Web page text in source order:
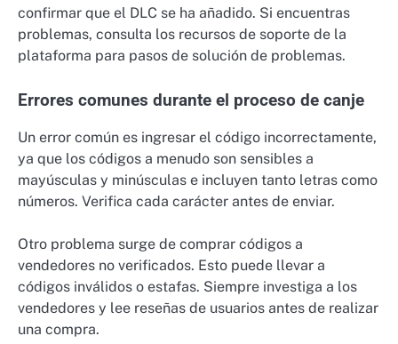
confirmar que el DLC se ha añadido. Si encuentras
problemas, consulta los recursos de soporte de la
plataforma para pasos de solución de problemas.
Errores comunes durante el proceso de canje
Un error común es ingresar el código incorrectamente,
ya que los códigos a menudo son sensibles a
mayúsculas y minúsculas e incluyen tanto letras como
números. Verifica cada carácter antes de enviar.
Otro problema surge de comprar códigos a
vendedores no verificados. Esto puede llevar a
códigos inválidos o estafas. Siempre investiga a los
vendedores y lee reseñas de usuarios antes de realizar
una compra.